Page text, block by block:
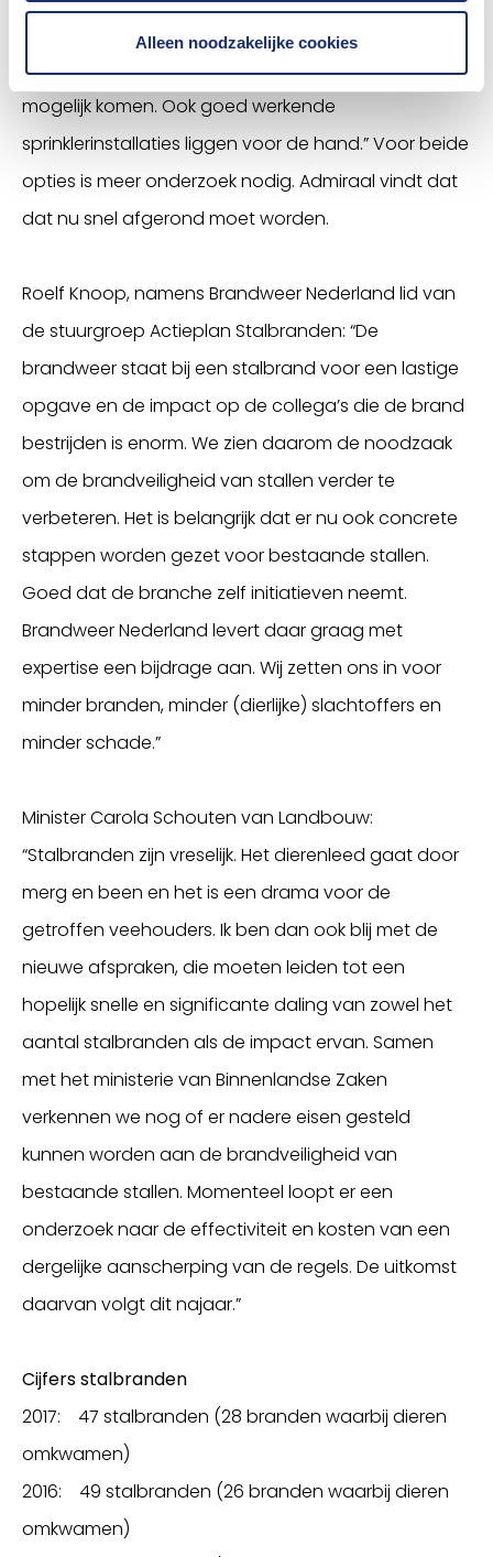
Alleen noodzakelijke cookies
“Hevig onweer zorgt steeds vaker voor een
stalbrand dus bliksemafleiders moeten er zo snel
mogelijk komen. Ook goed werkende
sprinklerinstallaties liggen voor de hand.” Voor beide
opties is meer onderzoek nodig. Admiraal vindt dat
dat nu snel afgerond moet worden.
Roelf Knoop, namens Brandweer Nederland lid van
de stuurgroep Actieplan Stalbranden: “De
brandweer staat bij een stalbrand voor een lastige
opgave en de impact op de collega’s die de brand
bestrijden is enorm. We zien daarom de noodzaak
om de brandveiligheid van stallen verder te
verbeteren. Het is belangrijk dat er nu ook concrete
stappen worden gezet voor bestaande stallen.
Goed dat de branche zelf initiatieven neemt.
Brandweer Nederland levert daar graag met
expertise een bijdrage aan. Wij zetten ons in voor
minder branden, minder (dierlijke) slachtoffers en
minder schade.”
Minister Carola Schouten van Landbouw:
“Stalbranden zijn vreselijk. Het dierenleed gaat door
merg en been en het is een drama voor de
getroffen veehouders. Ik ben dan ook blij met de
nieuwe afspraken, die moeten leiden tot een
hopelijk snelle en significante daling van zowel het
aantal stalbranden als de impact ervan. Samen
met het ministerie van Binnenlandse Zaken
verkennen we nog of er nadere eisen gesteld
kunnen worden aan de brandveiligheid van
bestaande stallen. Momenteel loopt er een
onderzoek naar de effectiviteit en kosten van een
dergelijke aanscherping van de regels. De uitkomst
daarvan volgt dit najaar.”
Cijfers stalbranden
2017: 47 stalbranden (28 branden waarbij dieren
omkwamen)
2016: 49 stalbranden (26 branden waarbij dieren
omkwamen)